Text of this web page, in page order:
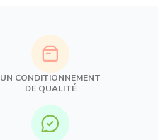
UN CONDITIONNEMENT
DE QUALITÉ